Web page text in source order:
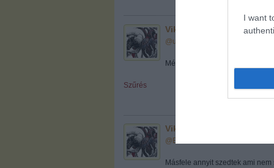
I want
Viktus 2011.12.23. 09:22:39
@umad?
Még naiv lélek vagy ... még ...
Szűrés
Viktus
@Enrico72
Másfele annyit szedtek ami